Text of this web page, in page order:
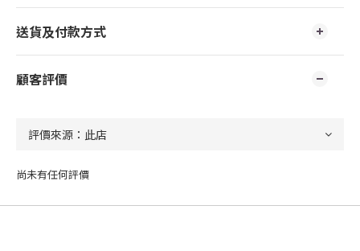
送貨及付款方式
顧客評價
尚未有任何評價